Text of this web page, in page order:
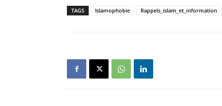
TAGS Islamophobie Rappels_islam_et_information